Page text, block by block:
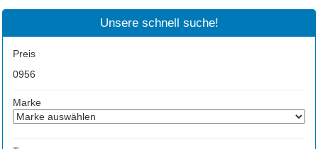
Unsere schnell suche!
Preis
0956
Marke